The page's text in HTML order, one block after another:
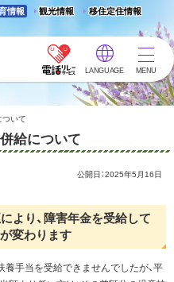
情報 観光情報
移住定住情報
LANGUAGE MENU
ついて
給について
公開日：2025年5月16日
より、障害年金を受給して
変わります
手当を受給できませんでしたが、平